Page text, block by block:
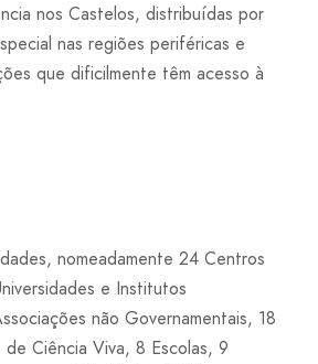
nos Castelos, distribuídas por
nas regiões periféricas e
que dificilmente têm acesso à
nomeadamente 24 Centros
e Institutos
não Governamentais, 18
Ciência Viva, 8 Escolas, 9